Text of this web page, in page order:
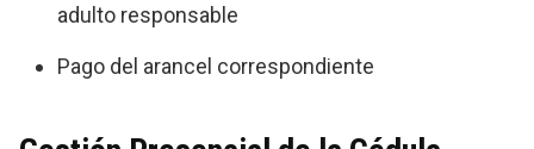
adulto responsable
Pago del arancel correspondiente